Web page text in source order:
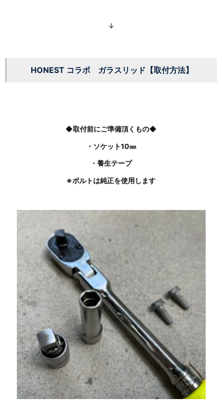
↓
HONEST コラボ ガラスリッド【取付方法】
◆取付前にご準備頂くもの◆
・ソケット10㎜
・養生テープ
※ボルトは純正を使用します